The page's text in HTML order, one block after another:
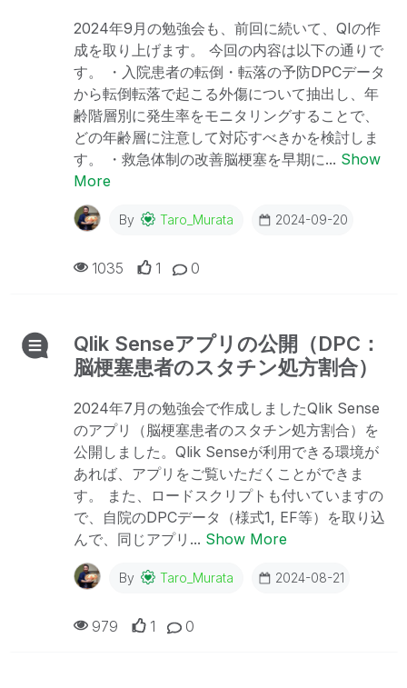
2024年9月の勉強会も、前回に続いて、QIの作
成を取り上げます。 今回の内容は以下の通りで
す。 ・入院患者の転倒・転落の予防DPCデータ
から転倒転落で起こる外傷について抽出し、年
齢階層別に発生率をモニタリングすることで、
どの年齢層に注意して対応すべきかを検討しま
す。 ・救急体制の改善脳梗塞を早期に... Show
More
By Taro_Murata 2024-09-20
0
1
1035
Qlik Senseアプリの公開（DPC：
脳梗塞患者のスタチン処方割合）
2024年7月の勉強会で作成しましたQlik Sense
のアプリ（脳梗塞患者のスタチン処方割合）を
公開しました。Qlik Senseが利用できる環境が
あれば、アプリをご覧いただくことができま
す。 また、ロードスクリプトも付いていますの
で、自院のDPCデータ（様式1, EF等）を取り込
んで、同じアプリ... Show More
By Taro_Murata 2024-08-21
0
1
979